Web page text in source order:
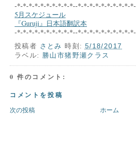
-*-*-*-*-*-*-*-*-*-*--*-*-*-*-*-*-*-*-*-*-
5月スケジュール
『Guruji』日本語翻訳本
-*-*-*-*-*-*-*-*-*-*--*-*-*-*-*-*-*-*-*-*-
投稿者 さとみ 時刻: 5/18/2017
ラベル: 勝山市猪野瀬クラス
0 件のコメント:
コメントを投稿
次の投稿 ホーム